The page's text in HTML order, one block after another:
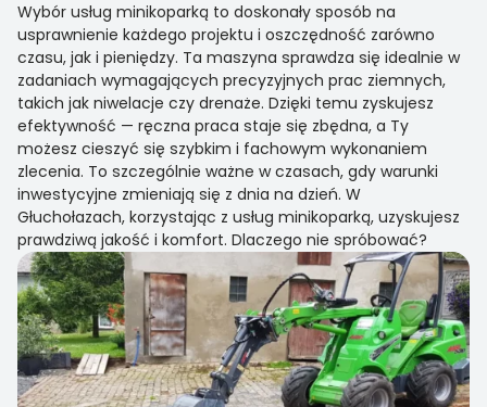
Wybór usług minikoparką to doskonały sposób na
usprawnienie każdego projektu i oszczędność zarówno
czasu, jak i pieniędzy. Ta maszyna sprawdza się idealnie w
zadaniach wymagających precyzyjnych prac ziemnych,
takich jak niwelacje czy drenaże. Dzięki temu zyskujesz
efektywność — ręczna praca staje się zbędna, a Ty
możesz cieszyć się szybkim i fachowym wykonaniem
zlecenia. To szczególnie ważne w czasach, gdy warunki
inwestycyjne zmieniają się z dnia na dzień. W
Głuchołazach, korzystając z usług minikoparką, uzyskujesz
prawdziwą jakość i komfort. Dlaczego nie spróbować?